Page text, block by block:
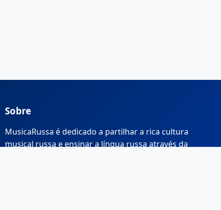
Sobre
MusicaRussa é dedicado a partilhar a rica cultura
musical russa e ensinar a língua russa através da